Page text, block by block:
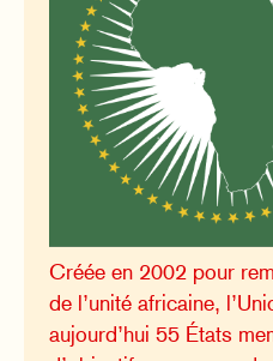
Créée en 2002 pour
de l’unité africaine,
aujourd’hui 55 États